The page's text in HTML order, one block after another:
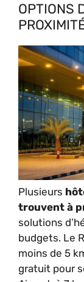
OPTIONS
Plusieurs
trouvent à
solutions
budgets. Le
moins de 5
gratuit pour